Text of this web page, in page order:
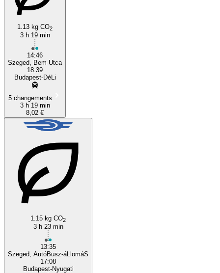
1.13 kg CO2
3 h 19 min
14:46
Szeged, Bem Utca
18:39
Budapest-DéLi
5 changements
3 h 19 min
8,02 €
1.15 kg CO2
3 h 23 min
13:35
Szeged, AutóBusz-áLlomáS
17:08
Budapest-Nyugati